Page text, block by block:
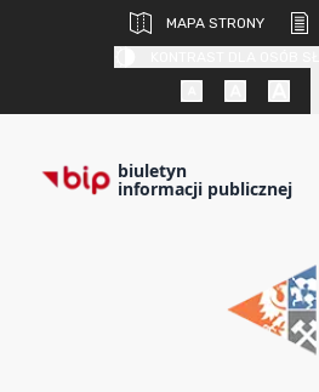
MAPA STRONY
biuletyn
informacji publicznej